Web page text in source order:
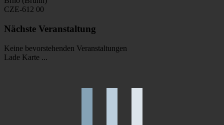
CZE-612 00
Nächste Veranstaltung
Keine bevorstehenden Veranstaltungen
Lade Karte ...